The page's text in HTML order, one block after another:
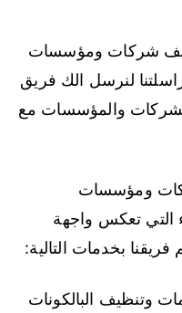
شركات ومؤسسات
لنرسل الك فريق
والمؤسسات مع
ومؤسسات
تعكس واجهة
بخدمات التالية:
البالكونات